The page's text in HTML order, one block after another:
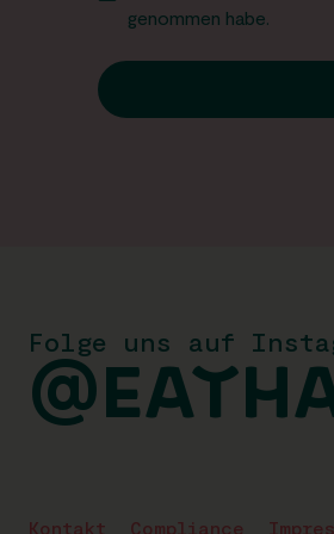
genommen habe.
Folge uns auf
Kontakt Compliance